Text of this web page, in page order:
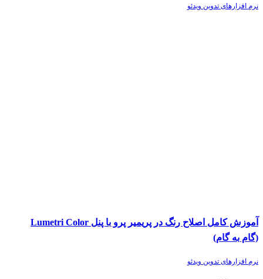
نرم افزارهای تدوین ویدئو
آموزش کامل اصلاح رنگ در پریمیر پرو با پنل Lumetri Color
(گام به گام)
نرم افزارهای تدوین ویدئو